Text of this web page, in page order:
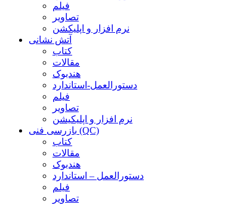
فیلم
تصاویر
نرم افزار و اپلیکشن
آتش نشانی
کتاب
مقالات
هندبوک
دستورالعمل-استاندارد
فیلم
تصاویر
نرم افزار و اپلیکیشن
بازرسی فنی (QC)
کتاب
مقالات
هندبوک
دستورالعمل – استاندارد
فیلم
تصاویر